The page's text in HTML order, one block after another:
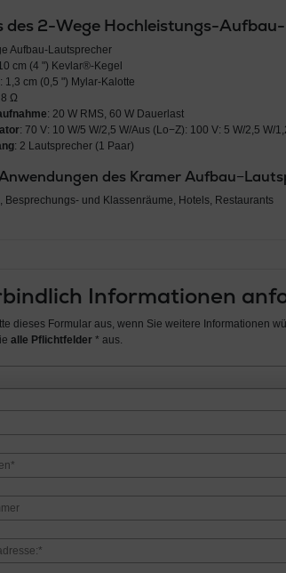
des 2-Wege Hochleistungs-
Aufbau-Lautsprecher
cm (4 ") Kevlar®-Kegel
: 1,3 cm (0,5 ") Mylar-Kalotte
8 Ω
: 20 W RMS, 60 W Dauerlast
: 70 V: 10 W/5 W/2,5 W/Aus (Lo−Z): 100 V: 5 W/2,5 W/
: 2 Lautsprecher (1 Paar)
des Kramer
Besprechungs- und Klassenräume, Hotels, Restaurants
Informationen
dieses Formular aus, wenn Sie weitere Informationen
alle Pflichtfelder* aus.